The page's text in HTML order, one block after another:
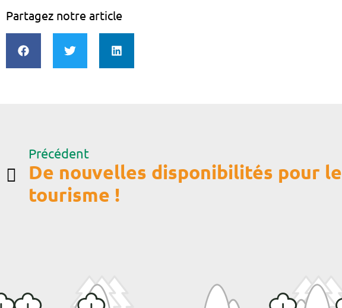
Partagez notre article
Précédent
De nouvelles disponibilités pour le
tourisme !